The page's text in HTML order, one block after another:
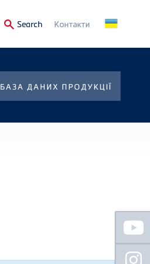
SearchSecondary
Menu
Контакти
БАЗА ДАНИХ ПРОДУКЦІЇ
Floating